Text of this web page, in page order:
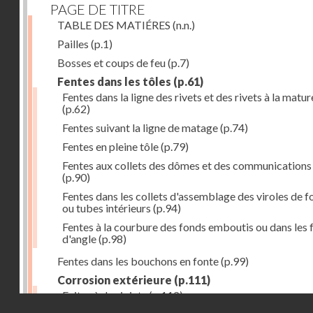
PAGE DE TITRE
TABLE DES MATIÉRES (n.n.)
Pailles (p.1)
Bosses et coups de feu(p.7)
Fentes dans les tôles (p.61)
Fentes dans la ligne des rivets et des rivets à la
(p.62)
Fentes suivant la ligne de matage(p.74)
Fentes en pleine tôle(p.79)
Fentes aux collets des dômes et des communications
(p.90)
Fentes dans les collets d'assemblage des viroles de
ou tubes intérieurs (p.94)
Fentes à la courbure des fonds emboutis ou dans les
d'angle(p.98)
Fentes dans les bouchons en fonte(p.99)
Corrosion extérieure (p.111)
Fuites à des joints(p.112)